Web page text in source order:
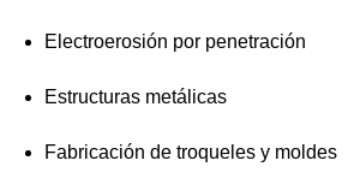
Electroerosión por penetración
Estructuras metálicas
Fabricación de troqueles y moldes